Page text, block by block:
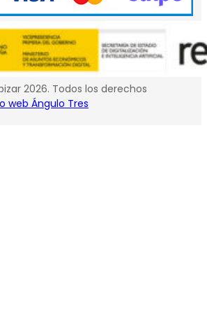
2026. Todos los derechos
web Ángulo Tres